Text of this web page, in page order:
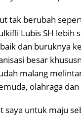
tak berubah
Lubis SH lebih
dan buruknya
besar
malang
olahraga
saya untuk maju